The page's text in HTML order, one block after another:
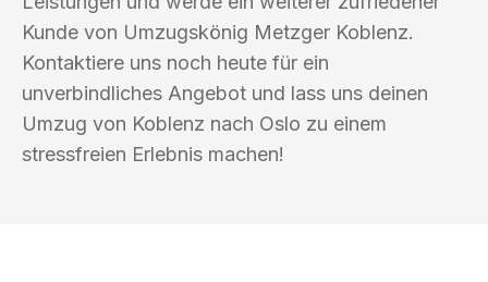
Kunde von Umzugskönig Metzger Koblenz.
Kontaktiere uns noch heute für ein
unverbindliches Angebot und lass uns deinen
Umzug von Koblenz nach Oslo zu einem
stressfreien Erlebnis machen!